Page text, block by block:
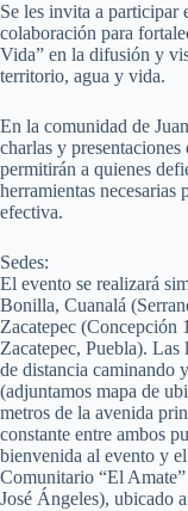
Se les invita a participar
colaboración para
Vida” en la difusión y
territorio, agua y vida.
En la comunidad de
charlas y
permitirán a quienes
herramientas necesarias
efectiva.
Sedes:
El evento se realizará
Bonilla, Cuanalá
Zacatepec (Concepción
Zacatepec, Puebla). Las
de distancia caminando
(adjuntamos mapa de
metros de la avenida
constante entre ambos
bienvenida al evento y
Comunitario “El
José Ángeles), ubicado